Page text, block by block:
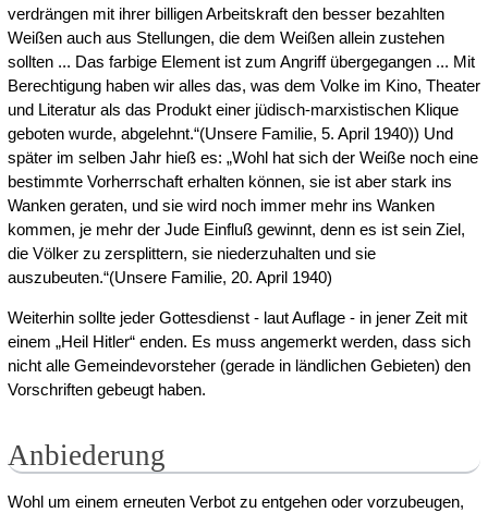
verdrängen mit ihrer billigen Arbeitskraft den besser bezahlten
Weißen auch aus Stellungen, die dem Weißen allein zustehen
sollten ... Das farbige Element ist zum Angriff übergegangen ... Mit
Berechtigung haben wir alles das, was dem Volke im Kino, Theater
und Literatur als das Produkt einer jüdisch-marxistischen Klique
geboten wurde, abgelehnt.“(Unsere Familie, 5. April 1940)) Und
später im selben Jahr hieß es: „Wohl hat sich der Weiße noch eine
bestimmte Vorherrschaft erhalten können, sie ist aber stark ins
Wanken geraten, und sie wird noch immer mehr ins Wanken
kommen, je mehr der Jude Einfluß gewinnt, denn es ist sein Ziel,
die Völker zu zersplittern, sie niederzuhalten und sie
auszubeuten.“(Unsere Familie, 20. April 1940)
Weiterhin sollte jeder Gottesdienst - laut Auflage - in jener Zeit mit
einem „Heil Hitler“ enden. Es muss angemerkt werden, dass sich
nicht alle Gemeindevorsteher (gerade in ländlichen Gebieten) den
Vorschriften gebeugt haben.
Anbiederung
Wohl um einem erneuten Verbot zu entgehen oder vorzubeugen,